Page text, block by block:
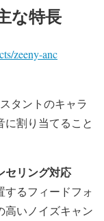
な特長
zeeny-anc
タントのキャラ
に割り当てること
セリング対応
するフィードフォ
高いノイズキャン